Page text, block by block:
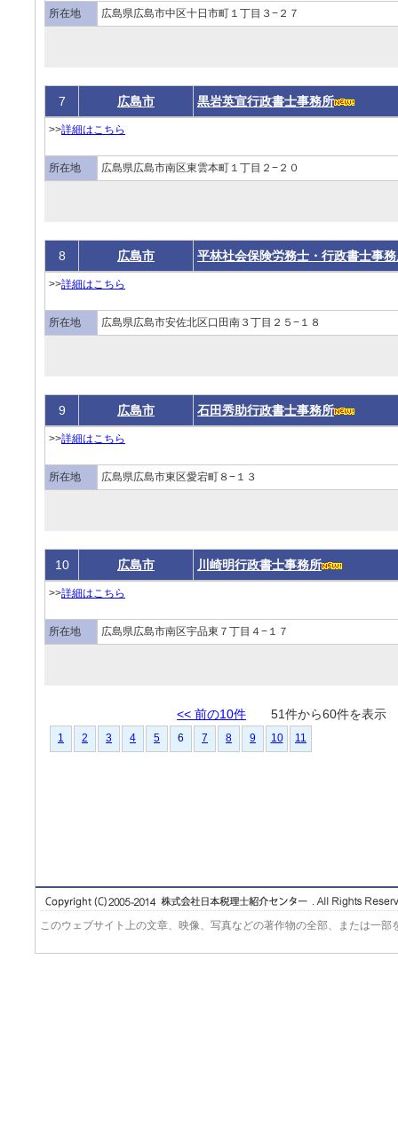
所在地 広島県広島市中区十日市町１丁目３−２７
7 広島市 黒岩英宣行政書士事務所
>>詳細はこちら
所在地 広島県広島市南区東雲本町１丁目２−２０
8 広島市 平林社会保険労務士・行政書士事
>>詳細はこちら
所在地 広島県広島市安佐北区口田南３丁目２５−１８
9 広島市 石田秀助行政書士事務所
>>詳細はこちら
所在地 広島県広島市東区愛宕町８−１３
10 広島市 川崎明行政書士事務所
>>詳細はこちら
所在地 広島県広島市南区宇品東７丁目４−１７
<< 前の10件 51件から60件を表
1 2 3 4 5 6 7 8 9 10 11
このウェブサイト上の文章、映像、写真などの著作物の全部、または一